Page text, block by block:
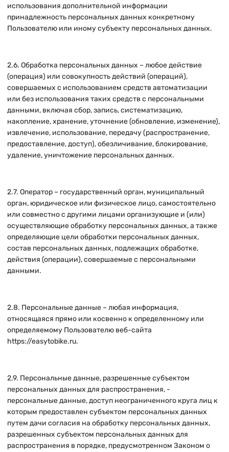
использования дополнительной информации
принадлежность персональных данных конкретному
Пользователю или иному субъекту персональных данных.
2.6. Обработка персональных данных – любое действие
(операция) или совокупность действий (операций),
совершаемых с использованием средств автоматизации
или без использования таких средств с персональными
данными, включая сбор, запись, систематизацию,
накопление, хранение, уточнение (обновление, изменение),
извлечение, использование, передачу (распространение,
предоставление, доступ), обезличивание, блокирование,
удаление, уничтожение персональных данных.
2.7. Оператор – государственный орган, муниципальный
орган, юридическое или физическое лицо, самостоятельно
или совместно с другими лицами организующие и (или)
осуществляющие обработку персональных данных, а также
определяющие цели обработки персональных данных,
состав персональных данных, подлежащих обработке,
действия (операции), совершаемые с персональными
данными.
2.8. Персональные данные – любая информация,
относящаяся прямо или косвенно к определенному или
определяемому Пользователю веб-сайта
https://easytobike.ru.
2.9. Персональные данные, разрешенные субъектом
персональных данных для распространения, -
персональные данные, доступ неограниченного круга лиц к
которым предоставлен субъектом персональных данных
путем дачи согласия на обработку персональных данных,
разрешенных субъектом персональных данных для
распространения в порядке, предусмотренном Законом о